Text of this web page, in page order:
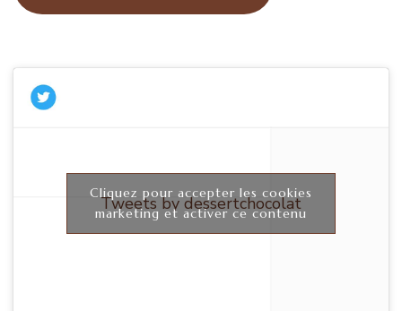
Tweets by dessertchocolat
Cliquez pour accepter les cookies
marketing et activer ce contenu